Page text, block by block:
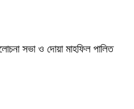
সভা ও দোয়া মাহফিল পালিত